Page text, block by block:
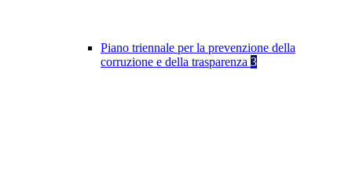
Piano triennale per la prevenzione della
corruzione e della trasparenza 3